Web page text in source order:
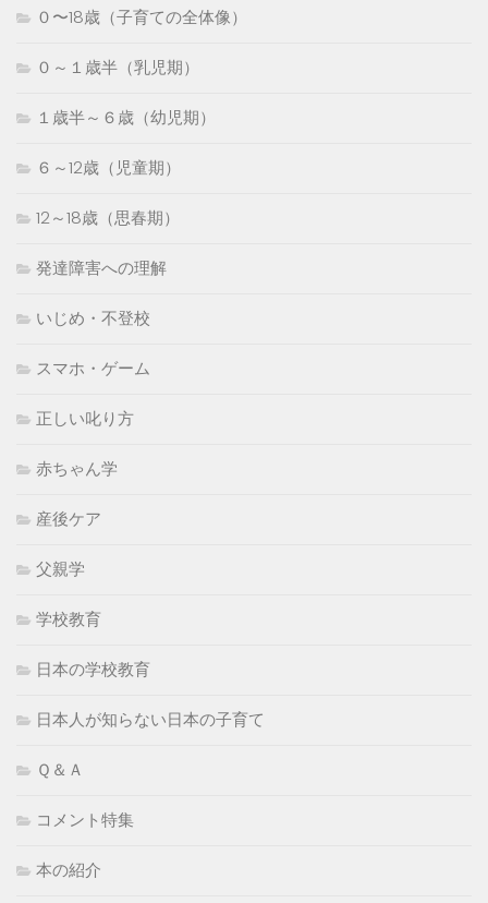
０〜18歳（子育ての全体像）
０～１歳半（乳児期）
１歳半～６歳（幼児期）
６～12歳（児童期）
12～18歳（思春期）
発達障害への理解
いじめ・不登校
スマホ・ゲーム
正しい叱り方
赤ちゃん学
産後ケア
父親学
学校教育
日本の学校教育
日本人が知らない日本の子育て
Ｑ＆Ａ
コメント特集
本の紹介